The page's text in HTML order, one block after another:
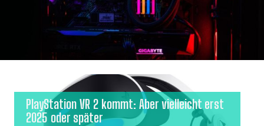
PlayStation VR 2 kommt: Aber vielleicht erst
2025 oder später